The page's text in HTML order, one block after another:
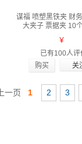
谋福 喷塑黑铁夹 财
大夹子 票据夹 10
￥
已有100人评
购买
上一页 1 2 3